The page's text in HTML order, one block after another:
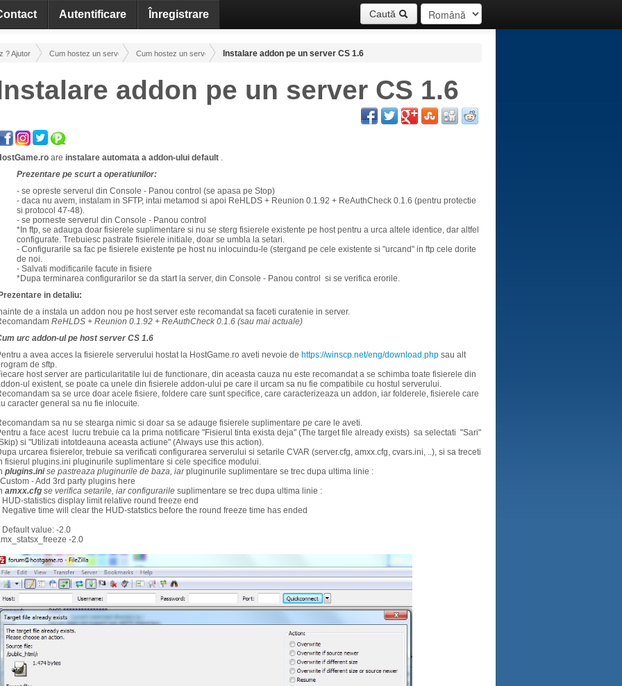
Autentificare Înregistrare Caută
? Ajutor / TutorialeCum hostez un server! Administrare!Cum hostez un server CS 1.6 ! AdministrareInstalare addon pe un server CS 1.6
addon pe un server CS 1.6
are instalare automata a addon-ului default .
Prezentare pe scurt a operatiunilor:
- se opreste serverul din Console - Panou control (se apasa pe Stop)
- daca nu avem, instalam in SFTP, intai metamod si apoi ReHLDS + Reunion 0.1.92 + ReAuthCheck 0.1.6 (pentru protectie
si protocol 47-48).
- se porneste serverul din Console - Panou control
*In ftp, se adauga doar fisierele suplimentare si nu se sterg fisierele existente pe host pentru a urca altele identice, dar altfel
configurate. Trebuiesc pastrate fisierele initiale, doar se umbla la setari.
- Configurarile sa fac pe fisierele existente pe host nu inlocuindu-le (stergand pe cele existente si "urcand" in ftp cele dorite
de noi.
- Salvati modificarile facute in fisiere
*Dupa terminarea configurarilor se da start la server, din Console - Panou control si se verifica erorile.
in detaliu:
de a instala un addon nou pe host server este recomandat sa faceti curatenie in server.
ReHLDS + Reunion 0.1.92 + ReAuthCheck 0.1.6 (sau mai actuale)
urc addon-ul pe host server CS 1.6
a avea acces la fisierele serverului hostat la HostGame.ro aveti nevoie de https://winscp.net/eng/download.php sau alt
de sftp.
host server are particularitatile lui de functionare, din aceasta cauza nu este recomandat a se schimba toate fisierele din
ul existent, se poate ca unele din fisierele addon-ului pe care il urcam sa nu fie compatibile cu hostul serverului.
sa se urce doar acele fisiere, foldere care sunt specifice, care caracterizeaza un addon, iar folderele, fisierele care
caracter general sa nu fie inlocuite.
sa nu se stearga nimic si doar sa se adauge fisierele suplimentare pe care le aveti.
a face acest lucru trebuie ca la prima notificare "Fisierul tinta exista deja" (The target file already exists) sa selectati "Sari"
si "Utilizati intotdeauna aceasta actiune" (Always use this action).
urcarea fisierelor, trebuie sa verificati configurarea serverului si setarile CVAR (server.cfg, amxx.cfg, cvars.ini, ..), si sa treceti
fisierul plugins.ini pluginurile suplimentare si cele specifice modului.
plugins.inise pastreaza pluginurile de baza, iarpluginurile suplimentare se trec dupa ultima linie :
- Add 3rd party plugins here
amxx.cfg se verifica setarile, iar configurarile suplimentare se trec dupa ultima linie :
HUD-statistics display limit relative round freeze end
Negative time will clear the HUD-statstics before the round freeze time has ended
Default value: -2.0
-2.0